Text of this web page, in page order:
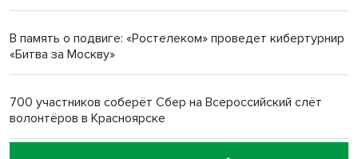
Обновлённое отделение ВТБ открылось в Искитиме
В память о подвиге: «Ростелеком» проведет кибертурнир
«Битва за Москву»
700 участников соберёт Сбер на Всероссийский слёт
волонтёров в Красноярске